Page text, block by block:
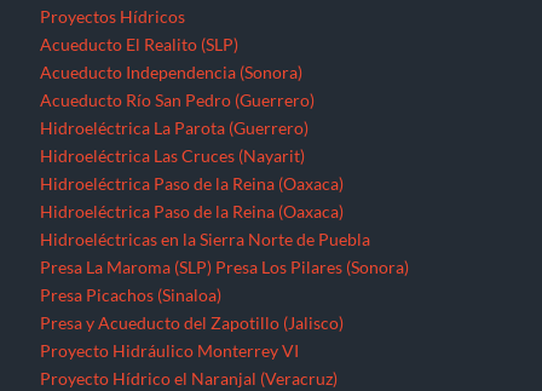
Proyectos Hídricos
Acueducto El Realito (SLP)
Acueducto Independencia (Sonora)
Acueducto Río San Pedro (Guerrero)
Hidroeléctrica La Parota (Guerrero)
Hidroeléctrica Las Cruces (Nayarit)
Hidroeléctrica Paso de la Reina (Oaxaca)
Hidroeléctrica Paso de la Reina (Oaxaca)
Hidroeléctricas en la Sierra Norte de Puebla
Presa La Maroma (SLP) Presa Los Pilares (Sonora)
Presa Picachos (Sinaloa)
Presa y Acueducto del Zapotillo (Jalisco)
Proyecto Hidráulico Monterrey VI
Proyecto Hídrico el Naranjal (Veracruz)